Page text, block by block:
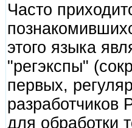
Часто
этого языка
"регэкспы"
первых,
разработчиков
для обработки